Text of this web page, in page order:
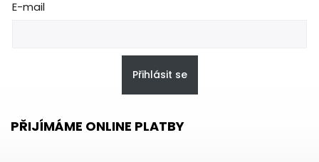
E-mail
Přihlásit se
PŘIJÍMÁME ONLINE PLATBY